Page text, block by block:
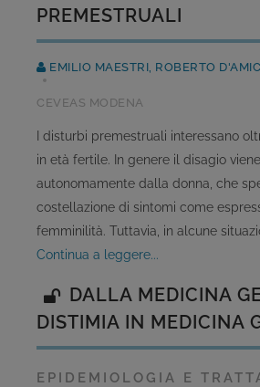
PREMESTRUALI
EMILIO MAESTRI, ROBERTO
CEVEAS MODENA
I disturbi premestruali interessano
in età fertile. In genere il disagio
autonomamente dalla donna, che
costellazione di sintomi come
femminilità. Tuttavia, in alcune
continua a leggere...
DALLA MEDICINA
DISTIMIA IN MEDICINA
EPIDEMIOLOGIA E